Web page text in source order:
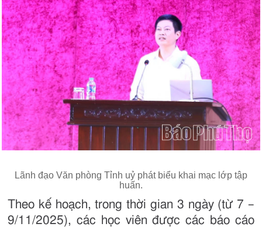
Lãnh đạo Văn phòng Tỉnh uỷ phát biểu khai mạc lớp tập
huấn.
Theo kế hoạch, trong thời gian 3 ngày (từ 7 –
9/11/2025), các học viên được các báo cáo